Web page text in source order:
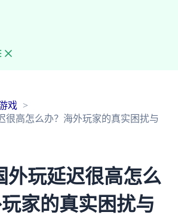
戏
很高怎么办？海外玩家的真实困扰与
外玩延迟很高怎么
家的真实困扰与